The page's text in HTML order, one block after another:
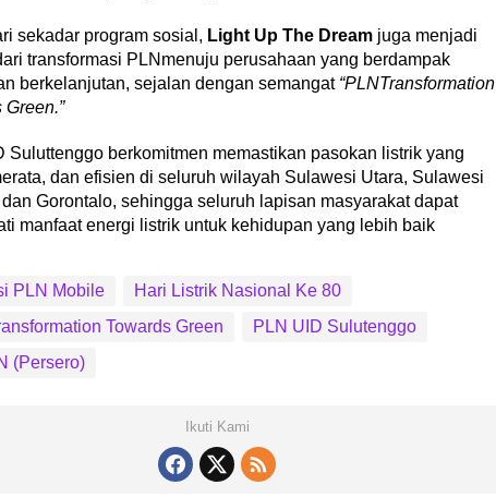
t
e
r
a
e
w
a
t
o
r
a
sekadar program sosial, Light Up The Dreamjuga menjadi
transformasi PLNmenuju perusahaan yang berdampak
berkelanjutan, sejalan dengan semangat “PLNTransformation
Green.”
Suluttenggo berkomitmen memastikan pasokan listrik yang
dan efisien di seluruh wilayah Sulawesi Utara, Sulawesi
Gorontalo, sehingga seluruh lapisan masyarakat dapat
manfaat energi listrik untuk kehidupan yang lebih baik
PLN Mobile
Hari Listrik Nasional Ke 80
Towards Green
PLN UID Sulutenggo
(Persero)
Ikuti Kami